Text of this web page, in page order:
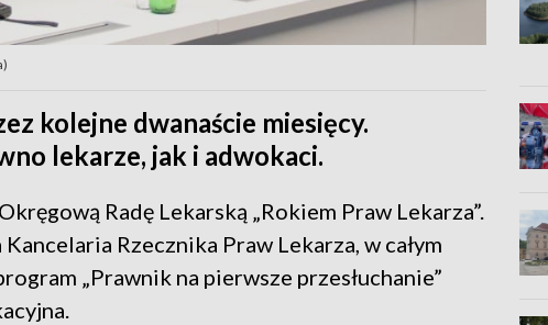
kolejne dwanaście miesięcy.
lekarze, jak i adwokaci.
Radę Lekarską „Rokiem Praw Lekarza”.
Rzecznika Praw Lekarza, w całym
„Prawnik na pierwsze przesłuchanie”